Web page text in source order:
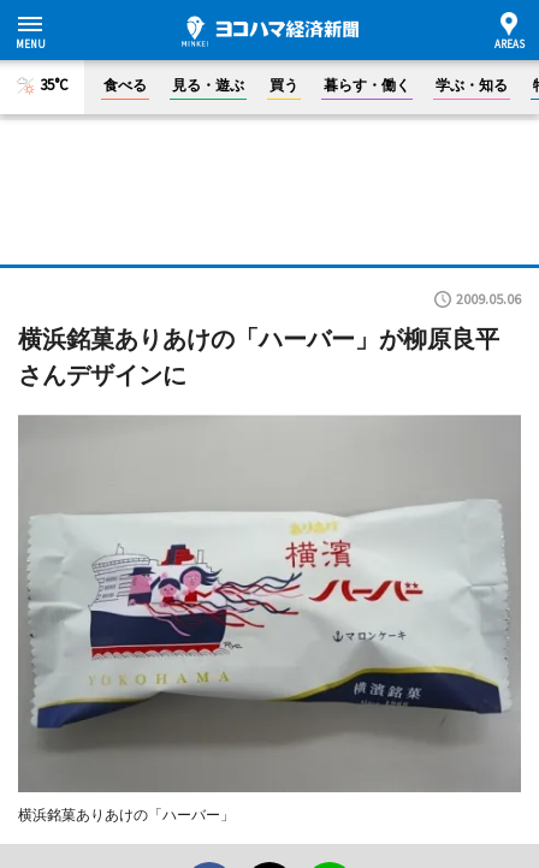
35°C 食べる 見る・遊ぶ 買う 暮らす・働く 学ぶ・知る
2009.05.06
横浜銘菓ありあけの「ハーバー」が柳原良平
さんデザインに
横浜銘菓ありあけの「ハーバー」